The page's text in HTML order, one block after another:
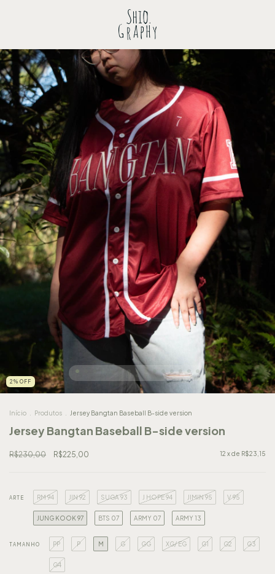
2 % OFF
Início Produtos Jersey Bangtan Baseball B-side version
Jersey Bangtan Baseball B-side version
R$230,00 R$225,00 12 x de R$23,15
ARTE RM 94 JIN 92 SUGA 93 J HOPE 94 JIMIN 95 V 95
JUNG KOOK 97 BTS 07 ARMY 07 ARMY 13
TAMANHO PP P M G GG XG/ EG G1 G2 G3
G4